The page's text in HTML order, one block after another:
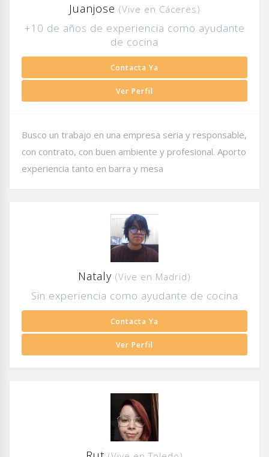
Juanjose (Vive en Cáceres)
+10 de años de experiencia como ayudante
de cocina
Contacta Ya
Ver Perfil
Busco un trabajo en una empresa seria y responsable,
con contrato, con buen ambiente y profesional. Aporto
experiencia tanto en barra y mesa
Nataly (Vive en Madrid)
Sin experiencia como ayudante de cocina
Contacta Ya
Ver Perfil